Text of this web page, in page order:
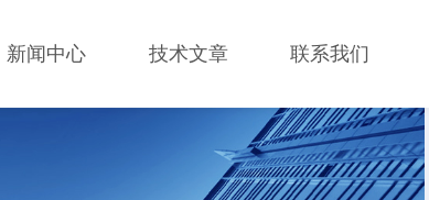
新闻中心 技术文章 联系我们